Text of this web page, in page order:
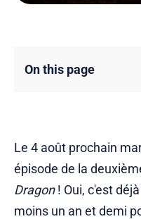
On this page
Le 4 août prochain
épisode de la
Dragon! Oui, c'est
moins un an et demi